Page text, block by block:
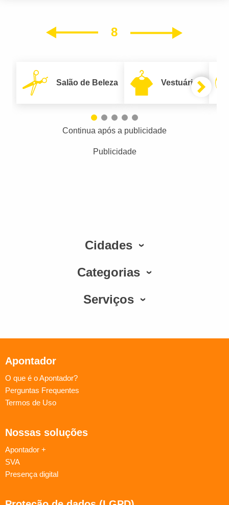
8
Salão de Beleza Vestuário
Continua após a publicidade
Publicidade
Cidades
Categorias
Serviços
Apontador
O que é o Apontador?
Perguntas Frequentes
Termos de Uso
Nossas soluções
Apontador +
SVA
Presença digital